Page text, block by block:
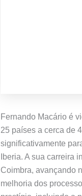
Fernando Macário é
25 países a cerca de
significativamente
Iberia. A sua carreira
Coimbra, avançando
melhoria dos